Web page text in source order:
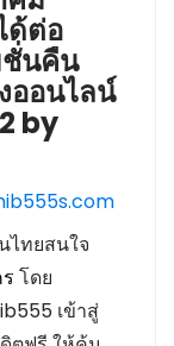
ด้ต่อ
ชั่นคืน
ออนไลน์
by
ไทยสนใจ
โดย
เข้าสู่